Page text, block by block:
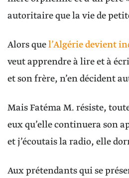
autoritaire que la vie de
Alors quel’Algérie devient
veut apprendre à lire et à
et son frère, n’en décident
Mais Fatéma M. résiste,
eux qu’elle continuera son
et j’écoutais la radio, elle
Aux prétendants qui se